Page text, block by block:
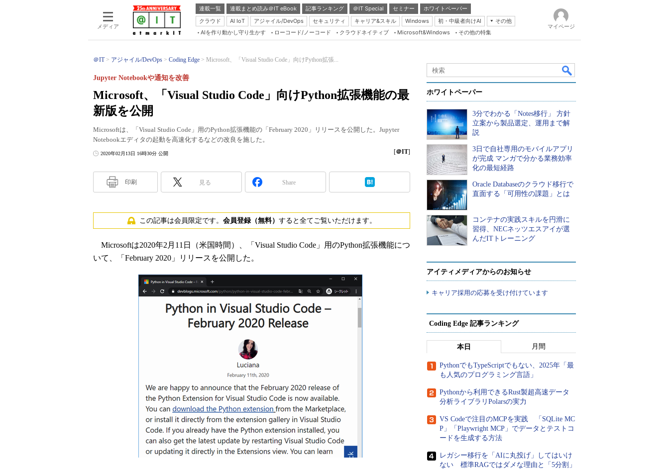
メディア
連載一覧 連載まとめ読み＠IT eBook 記事ランキング ＠IT Special セミナー
ホワイトペーパー
クラウド
AI IoT アジャイル/DevOps セキュリティ キャリア&スキル Windows 初・中級者向けAI
その他
Server & Storage
Java Agile
Database Expert
Linux ＆ OSS
Master of IP Network
Security & Trust
ブログ
AIを作り動かし守り生かす ローコード/ノーコード クラウドネイティブ Microsoft&Windows その他の特集
マイページ
＠IT アジャイル/DevOps Coding Edge Microsoft、「Visual Studio Code」向けPython拡張...
Microsoft、「Visual Studio Code」向けPython拡張機能の最
新版を公開
Jupyter Notebookや通知を改善
Microsoftは、「Visual Studio Code」用のPython拡張機能の「February 2020」リリースを公開した。Jupyter
Notebookエディタの起動を高速化するなどの改良を施した。
2020年02月13日 16時30分 公開 [＠IT]
印刷 見る Share
この記事は会員限定です。 会員登録（無料） すると全てご覧いただけます。
Microsoftは2020年2月11日（米国時間）、「Visual Studio Code」用のPython拡張機能につ
いて、「February 2020」リリースを公開した。
ホワイトペーパー
3分でわかる「Notes移行」 方針
立案から製品選定、運用まで解
説
3日で自社専用のモバイルアプリ
が完成 マンガで分かる業務効率
化の最短経路
Oracle Databaseのクラウド移行で
直面する「可用性の課題」とは
コンテナの実践スキルを円滑に
習得、NECネッツエスアイが選
んだITトレーニング
アイティメディアからのお知らせ
キャリア採用の応募を受け付けています
Coding Edge 記事ランキング
本日 月間
PythonでもTypeScriptでもない、2025年「最
も人気のプログラミング言語」
Pythonから利用できるRust製超高速データ
分析ライブラリPolarsの実力
VS Codeで注目のMCPを実践 「SQLite MC
P」「Playwright MCP」でデータとテストコ
ードを生成する方法
レガシー移行を「AIに丸投げ」してはいけ
ない 標準RAGではダメな理由と「5分割」